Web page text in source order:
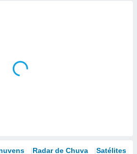
Radar de Chuva Satélites